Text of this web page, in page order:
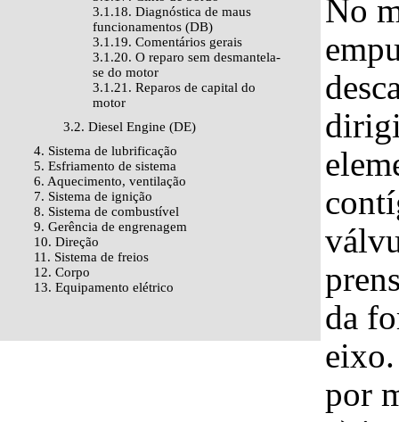
3.1.18. Diagnóstica de maus
funcionamentos (DB)
3.1.19. Comentários gerais
3.1.20. O reparo sem desmantela-
se do motor
3.1.21. Reparos de capital do
motor
3.2. Diesel Engine (DE)
4. Sistema de lubrificação
5. Esfriamento de sistema
6. Aquecimento, ventilação
7. Sistema de ignição
8. Sistema de combustível
9. Gerência de engrenagem
10. Direção
11. Sistema de freios
12. Corpo
13. Equipamento elétrico
No
da
por